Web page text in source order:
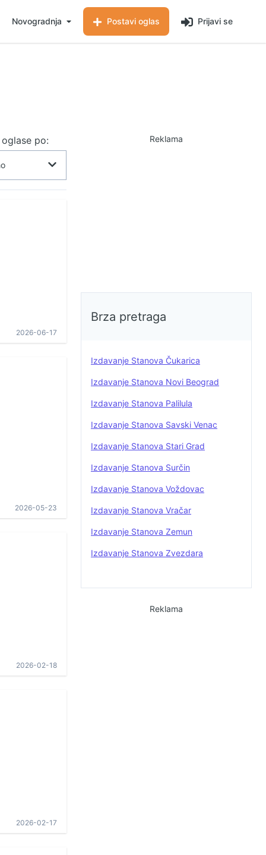
Novogradnja Postavi oglas Prijavi se
po:
2026-06-17
2026-05-23
2026-02-18
2026-02-17
Reklama
Brza pretraga
Izdavanje Stanova Čukarica
Izdavanje Stanova Novi Beograd
Izdavanje Stanova Palilula
Izdavanje Stanova Savski Venac
Izdavanje Stanova Stari Grad
Izdavanje Stanova Surčin
Izdavanje Stanova Voždovac
Izdavanje Stanova Vračar
Izdavanje Stanova Zemun
Izdavanje Stanova Zvezdara
Reklama